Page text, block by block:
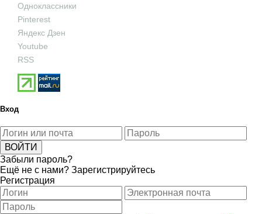
Одноклассники
Pinterest
Яндекс Дзен
Youtube
RSS
Вход
Забыли пароль?
Ещё не с нами? Зарегистрируйтесь
Регистрация